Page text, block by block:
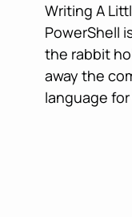
Writing A
PowerShell
the rabbit
away the
language